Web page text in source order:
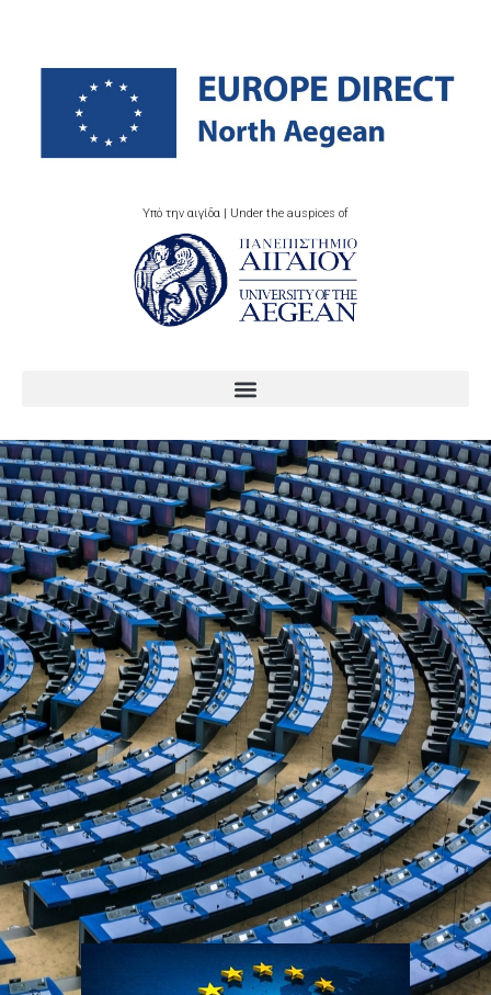
Υπό την αιγίδα | Under the auspices of